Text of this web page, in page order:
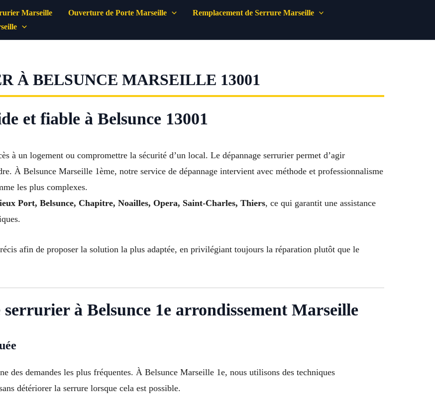
Marseille Ouverture de Porte Marseille
Remplacement de Serrure Marseille
À BELSUNCE MARSEILLE 13001
et fiable à Belsunce 13001
à un logement ou compromettre la sécurité d’un local. Le dépannage serrurier permet d’agir
À Belsunce Marseille 1ème, notre service de dépannage intervient avec méthode et professionnalisme
les plus complexes.
Port, Belsunce, Chapitre, Noailles, Opera, Saint-Charles, Thiers, ce qui garantit une assistance
afin de proposer la solution la plus adaptée, en privilégiant toujours la réparation plutôt que le
serrurier à Belsunce 1e arrondissement Marseille
des demandes les plus fréquentes. À Belsunce Marseille 1e, nous utilisons des techniques
détériorer la serrure lorsque cela est possible.